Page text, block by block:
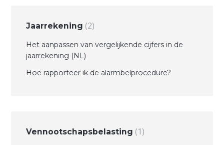
Jaarrekening 2
Het aanpassen van vergelijkende cijfers in de
jaarrekening (NL)
Hoe rapporteer ik de alarmbelprocedure?
Vennootschapsbelasting 1